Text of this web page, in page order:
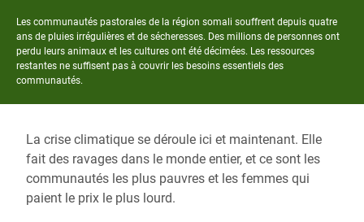
Les communautés pastorales de la région somali souffrent depuis quatre
ans de pluies irrégulières et de sécheresses. Des millions de personnes ont
perdu leurs animaux et les cultures ont été décimées. Les ressources
restantes ne suffisent pas à couvrir les besoins essentiels des
communautés.
La crise climatique se déroule ici et maintenant. Elle
fait des ravages dans le monde entier, et ce sont les
communautés les plus pauvres et les femmes qui
paient le prix le plus lourd.